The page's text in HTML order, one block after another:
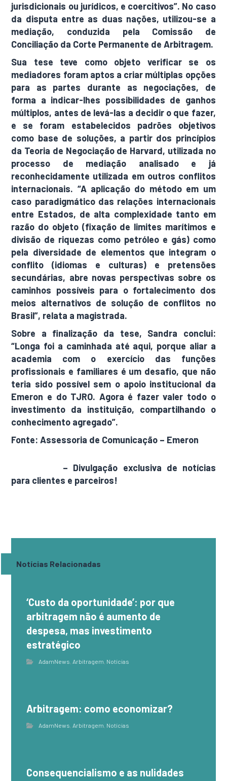
jurisdicionais ou jurídicos, e coercitivos”. No caso
da disputa entre as duas nações, utilizou-se a
mediação, conduzida pela Comissão de
Conciliação da Corte Permanente de Arbitragem.
Sua tese teve como objeto verificar se os
mediadores foram aptos a criar múltiplas opções
para as partes durante as negociações, de
forma a indicar-lhes possibilidades de ganhos
múltiplos, antes de levá-las a decidir o que fazer,
e se foram estabelecidos padrões objetivos
como base de soluções, a partir dos princípios
da Teoria de Negociação de Harvard, utilizada no
processo de mediação analisado e já
reconhecidamente utilizada em outros conflitos
internacionais. “A aplicação do método em um
caso paradigmático das relações internacionais
entre Estados, de alta complexidade tanto em
razão do objeto (fixação de limites marítimos e
divisão de riquezas como petróleo e gás) como
pela diversidade de elementos que integram o
conflito (idiomas e culturas) e pretensões
secundárias, abre novas perspectivas sobre os
caminhos possíveis para o fortalecimento dos
meios alternativos de solução de conflitos no
Brasil”, relata a magistrada.
Sobre a finalização da tese, Sandra conclui:
“Longa foi a caminhada até aqui, porque aliar a
academia com o exercício das funções
profissionais e familiares é um desafio, que não
teria sido possível sem o apoio institucional da
Emeron e do TJRO. Agora é fazer valer todo o
investimento da instituição, compartilhando o
conhecimento agregado”.
Fonte: Assessoria de Comunicação – Emeron
– Divulgação exclusiva de notícias
para clientes e parceiros!
Notícias Relacionadas
‘Custo da oportunidade’: por que
arbitragem não é aumento de
despesa, mas investimento
estratégico
AdamNews, Arbitragem, Notícias
Arbitragem: como economizar?
AdamNews, Arbitragem, Notícias
Consequencialismo e as nulidades